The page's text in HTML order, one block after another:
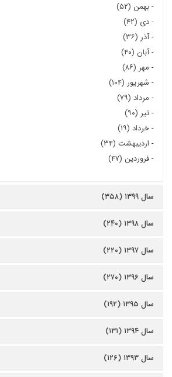
-بهمن (۵۲)
-دی (۴۲)
-آذر (۳۶)
-آبان (۴۰)
- مهر (۸۶)
- شهریور (۱۰۴)
- مرداد (۷۹)
-تیر (۹۰)
-خرداد (۱۹)
- اردیبهشت (۳۴)
-فروردین (۴۷)
سال ۱۳۹۹ (۳۵۸)
سال ۱۳۹۸ (۲۴۰)
سال ۱۳۹۷ (۲۲۰)
سال ۱۳۹۶ (۲۷۰)
سال ۱۳۹۵ (۱۹۲)
سال ۱۳۹۴ (۱۳۱)
سال ۱۳۹۳ (۱۲۶)